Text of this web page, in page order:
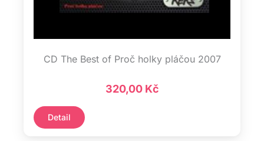
CD The Best of Proč holky pláčou 2007
320,00 Kč
Detail